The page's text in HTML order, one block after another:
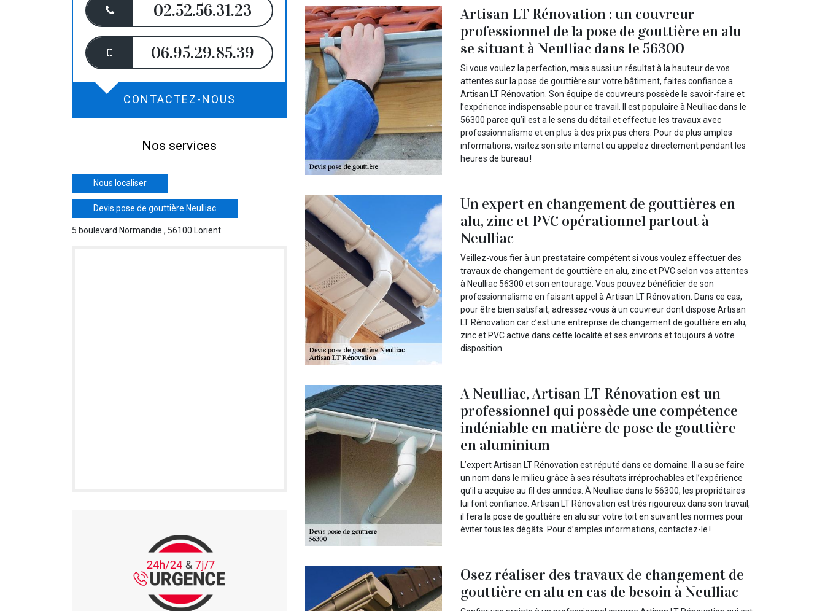
02.52.56.31.23
06.95.29.85.39
CONTACTEZ-NOUS
Nos services
Nous localiser
Devis pose de gouttière Neulliac
5 boulevard Normandie , 56100 Lorient
Artisan LT Rénovation : un couvreur
professionnel de la pose de gouttière en alu
se situant à Neulliac dans le 56300
Si vous voulez la perfection, mais aussi un résultat à la hauteur de vos
attentes sur la pose de gouttière sur votre bâtiment, faites confiance a
Artisan LT Rénovation. Son équipe de couvreurs possède le savoir-faire et
l’expérience indispensable pour ce travail. Il est populaire à Neulliac dans le
56300 parce qu’il est a le sens du détail et effectue les travaux avec
professionnalisme et en plus à des prix pas chers. Pour de plus amples
informations, visitez son site internet ou appelez directement pendant les
heures de bureau !
Un expert en changement de gouttières en
alu, zinc et PVC opérationnel partout à
Neulliac
Veillez-vous fier à un prestataire compétent si vous voulez effectuer des
travaux de changement de gouttière en alu, zinc et PVC selon vos attentes
à Neulliac 56300 et son entourage. Vous pouvez bénéficier de son
professionnalisme en faisant appel à Artisan LT Rénovation. Dans ce cas,
pour être bien satisfait, adressez-vous à un couvreur dont dispose Artisan
LT Rénovation car c’est une entreprise de changement de gouttière en alu,
zinc et PVC active dans cette localité et ses environs et toujours à votre
disposition.
A Neulliac, Artisan LT Rénovation est un
professionnel qui possède une compétence
indéniable en matière de pose de gouttière
en aluminium
L’expert Artisan LT Rénovation est réputé dans ce domaine. Il a su se faire
un nom dans le milieu grâce à ses résultats irréprochables et l’expérience
qu’il a acquise au fil des années. À Neulliac dans le 56300, les propriétaires
lui font confiance. Artisan LT Rénovation est très rigoureux dans son travail,
il fera la pose de gouttière en alu sur votre toit en suivant les normes pour
éviter tous les dégâts. Pour d’amples informations, contactez-le !
Osez réaliser des travaux de changement de
gouttière en alu en cas de besoin à Neulliac